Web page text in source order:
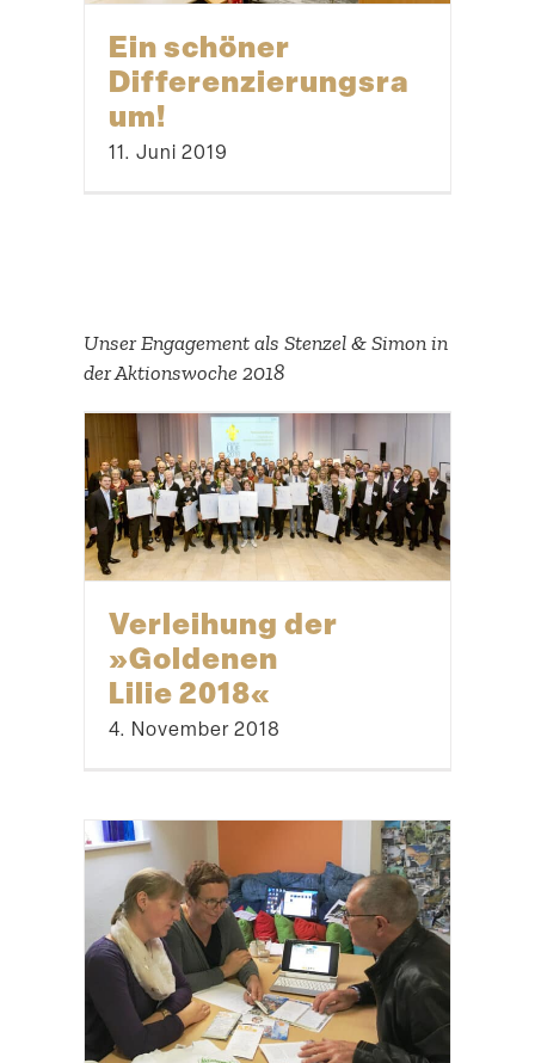
Ein schöner
Differenzierungsra
um!
11. Juni 2019
Unser Engagement als Stenzel & Simon in
der Aktions­woche 2018
Verleihung der
»Goldenen
Lilie 2018«
4. November 2018